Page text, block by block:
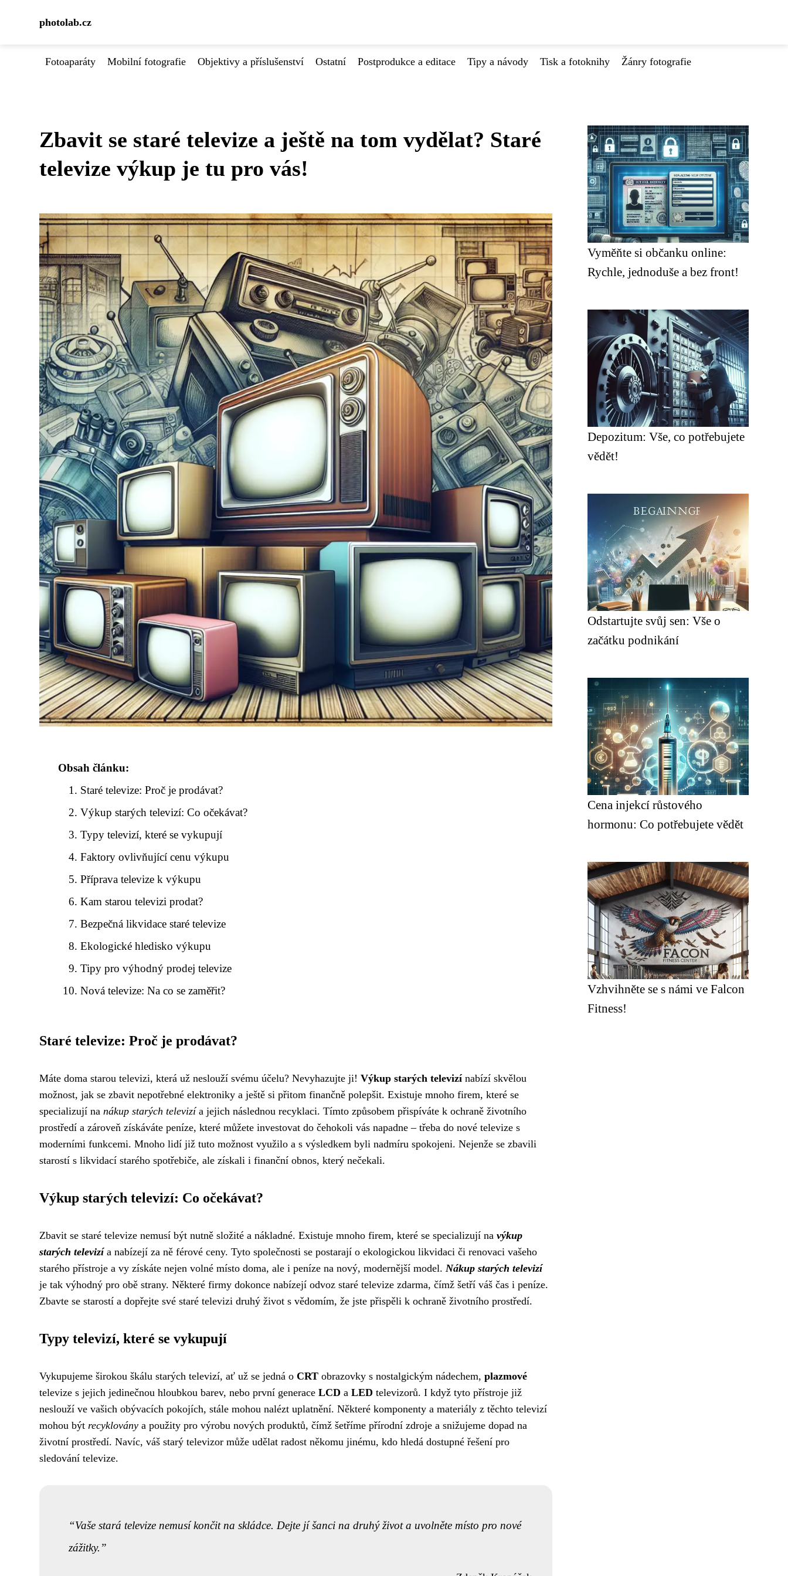
photolab.cz
Fotoaparáty Mobilní fotografie Objektivy a příslušenství Ostatní Postprodukce a editace Tipy a návody Tisk a fotoknihy Žánry fotografie
Zbavit se staré televize a ještě na tom vydělat? Staré
televize výkup je tu pro vás!
Obsah článku:
Staré televize: Proč je prodávat?
Výkup starých televizí: Co očekávat?
Typy televizí, které se vykupují
Faktory ovlivňující cenu výkupu
Příprava televize k výkupu
Kam starou televizi prodat?
Bezpečná likvidace staré televize
Ekologické hledisko výkupu
Tipy pro výhodný prodej televize
Nová televize: Na co se zaměřit?
Staré televize: Proč je prodávat?
Máte doma starou televizi, která už neslouží svému účelu? Nevyhazujte ji! Výkup starých televizínabízí skvělou
možnost, jak se zbavit nepotřebné elektroniky a ještě si přitom finančně polepšit. Existuje mnoho firem, které se
specializují na nákup starých televizía jejich následnou recyklaci. Tímto způsobem přispíváte k ochraně životního
prostředí a zároveň získáváte peníze, které můžete investovat do čehokoli vás napadne – třeba do nové televize s
moderními funkcemi. Mnoho lidí již tuto možnost využilo a s výsledkem byli nadmíru spokojeni. Nejenže se zbavili
starostí s likvidací starého spotřebiče, ale získali i finanční obnos, který nečekali.
Výkup starých televizí: Co očekávat?
Zbavit se staré televize nemusí být nutně složité a nákladné. Existuje mnoho firem, které se specializují na výkup
starých televizía nabízejí za ně férové ceny. Tyto společnosti se postarají o ekologickou likvidaci či renovaci vašeho
starého přístroje a vy získáte nejen volné místo doma, ale i peníze na nový, modernější model. Nákup starých televizí
je tak výhodný pro obě strany. Některé firmy dokonce nabízejí odvoz staré televize zdarma, čímž šetří váš čas i peníze.
Zbavte se starostí a dopřejte své staré televizi druhý život s vědomím, že jste přispěli k ochraně životního prostředí.
Typy televizí, které se vykupují
Vykupujeme širokou škálu starých televizí, ať už se jedná o CRT obrazovky s nostalgickým nádechem, plazmové
televize s jejich jedinečnou hloubkou barev, nebo první generace LCD a LED televizorů. I když tyto přístroje již
neslouží ve vašich obývacích pokojích, stále mohou nalézt uplatnění. Některé komponenty a materiály z těchto televizí
mohou být recyklovány a použity pro výrobu nových produktů, čímž šetříme přírodní zdroje a snižujeme dopad na
životní prostředí. Navíc, váš starý televizor může udělat radost někomu jinému, kdo hledá dostupné řešení pro
sledování televize.
Vaše stará televize nemusí končit na skládce. Dejte jí šanci na druhý život a uvolněte místo pro nové
zážitky.
Vyměňte si občanku online:
Rychle, jednoduše a bez front!
Depozitum: Vše, co potřebujete
vědět!
Odstartujte svůj sen: Vše o
začátku podnikání
Cena injekcí růstového
hormonu: Co potřebujete vědět
Vzhvihněte se s námi ve Falcon
Fitness!